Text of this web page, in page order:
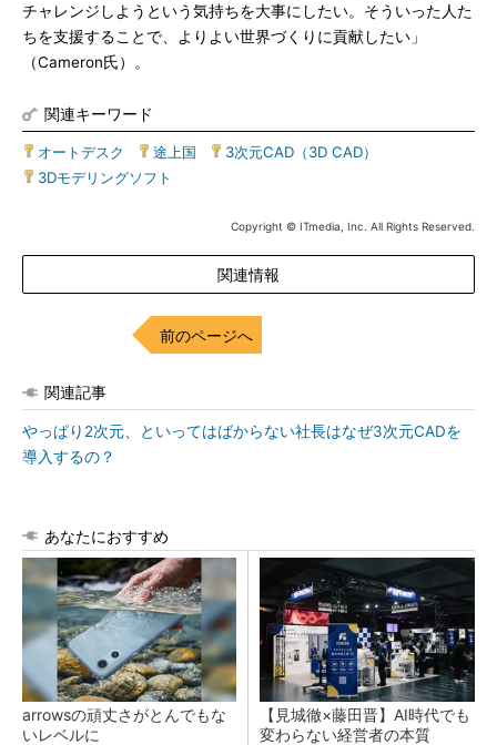
チャレンジしようという気持ちを大事にしたい。そういった人た
ちを支援することで、よりよい世界づくりに貢献したい」
（Cameron氏）。
関連キーワード
オートデスク 途上国 3次元CAD（3D CAD）
3Dモデリングソフト
Copyright © ITmedia, Inc. All Rights Reserved.
関連情報
前のページへ
関連記事
やっぱり2次元、といってはばからない社長はなぜ3次元CADを
導入するの？
あなたにおすすめ
arrowsの頑丈さがとんでもな
いレベルに
【見城徹×藤田晋】AI時代でも
変わらない経営者の本質